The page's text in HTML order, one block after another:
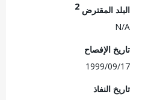
البلد المقترض
تاريخ الإفصاح
1999/09/17
تاريخ النفاذ